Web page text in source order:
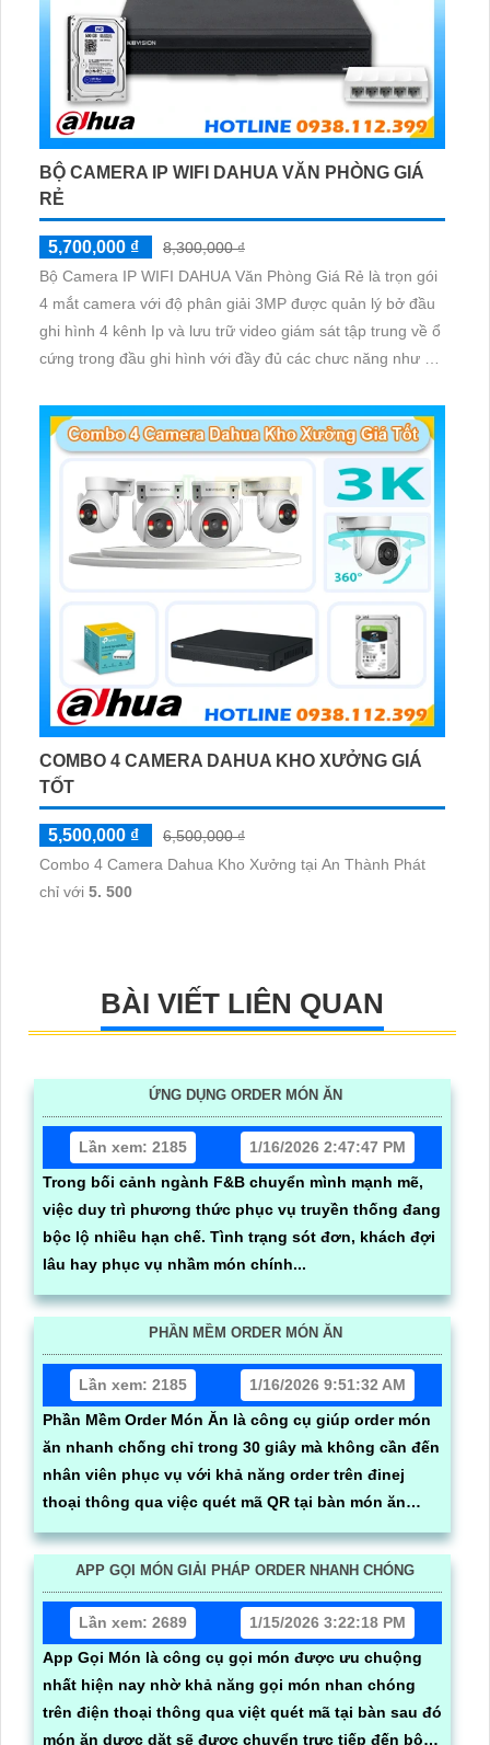
BỘ CAMERA IP WIFI DAHUA VĂN PHÒNG GIÁ
RẺ
5,700,000 ₫
8,300,000 ₫
Bộ Camera IP WIFI DAHUA Văn Phòng Giá Rẻ là trọn gói
4 mắt camera với độ phân giải 3MP được quản lý bở đầu
ghi hình 4 kênh Ip và lưu trữ video giám sát tập trung về ổ
cứng trong đầu ghi hình với đầy đủ các chưc năng như AI
giám sát có màu vào ban đêm
COMBO 4 CAMERA DAHUA KHO XƯỞNG GIÁ
TỐT
5,500,000 ₫
6,500,000 ₫
Combo 4 Camera Dahua Kho Xưởng tại An Thành Phát
chỉ với 5. 500
BÀI VIẾT LIÊN QUAN
ỨNG DỤNG ORDER MÓN ĂN
Lần xem: 2185
1/16/2026 2:47:47 PM
Trong bối cảnh ngành F&B chuyển mình mạnh mẽ,
việc duy trì phương thức phục vụ truyền thống đang
bộc lộ nhiều hạn chế. Tình trạng sót đơn, khách đợi
lâu hay phục vụ nhầm món chính...
PHẦN MỀM ORDER MÓN ĂN
Lần xem: 2185
1/16/2026 9:51:32 AM
Phần Mềm Order Món Ăn là công cụ giúp order món
ăn nhanh chống chỉ trong 30 giây mà không cần đến
nhân viên phục vụ với khả năng order trên đinej
thoại thông qua việc quét mã QR tại bàn món ăn
được gửi trực tiếp về bếp/bar giúp quy trình gọi món
dể dàng hơn tránh được sai sót đến từ nhân viên
làm tăng trãi nghiệp của thực khách
APP GỌI MÓN GIẢI PHÁP ORDER NHANH CHÓNG
Lần xem: 2689
1/15/2026 3:22:18 PM
App Gọi Món là công cụ gọi món được ưu chuộng
nhất hiện nay nhờ khả năng gọi món nhan chóng
trên điện thoại thông qua việt quét mã tại bàn sau đó
món ăn dược dặt sẽ được chuyển trực tiếp đến bộ